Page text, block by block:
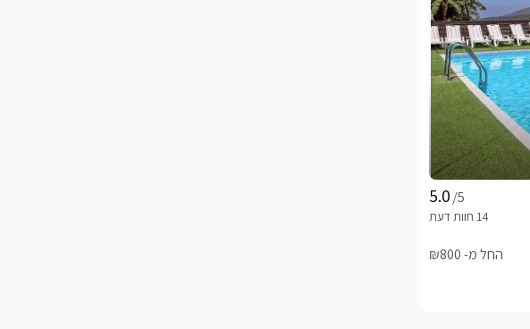
/5
החל מ- ₪800